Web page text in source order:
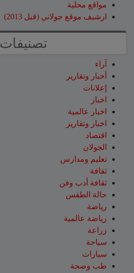
مواقع محلية
ارشيف موقع جولاني (قبل 2013)
تصنيفات
آراء
أخبار وتقارير
إعلانات
اخبار
اخبار عالمية
اخبار وتقارير
اقتصاد
الجولان
تعليم ومدارس
ثقافة
ثقافة أدب وفن
حالة الطقس
رياضة
رياضة عالمية
زراعة
سياحة
سيارات
طب وصحة